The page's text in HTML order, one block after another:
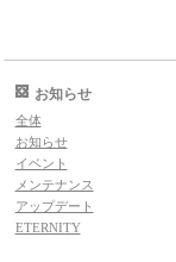
お知らせ
全体
お知らせ
イベント
メンテナンス
アップデート
ETERNITY